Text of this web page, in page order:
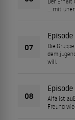
… mit
07
Episode
Die
dem
will.
08
Episode
Alfa ist
Freund